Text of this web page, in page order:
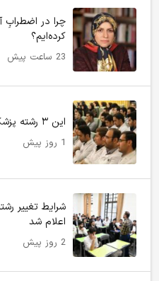
چرا در اضطرابِ
کرده‌ایم؟
23 ساعت پیش
این ۳ رشته پزشکی در دانشگاه‌ها مشتری ندارد!
1 روز پیش
شرایط تغییر
اعلام شد
2 روز پیش